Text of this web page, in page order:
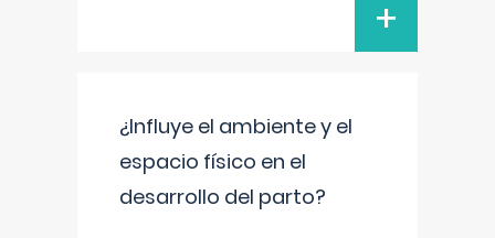
+
¿Influye el ambiente y el
espacio físico en el
desarrollo del parto?